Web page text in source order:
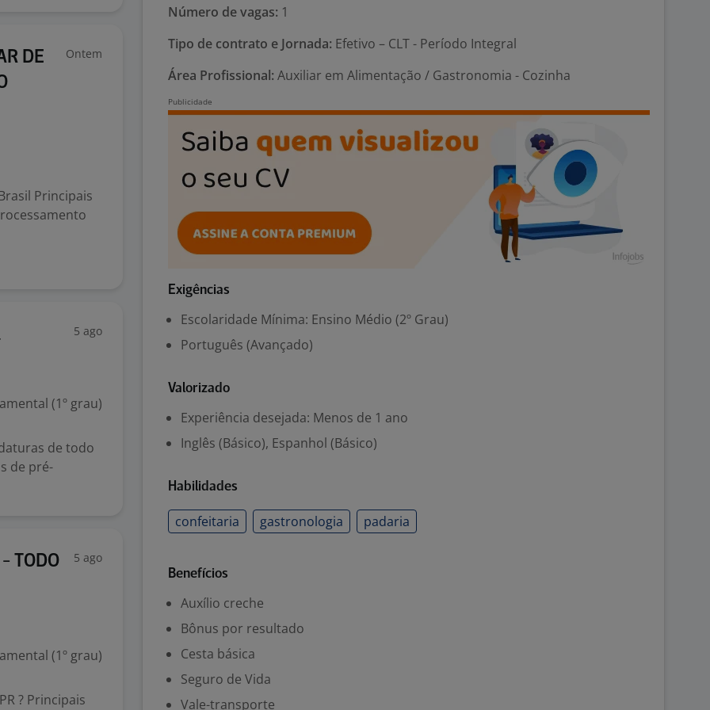
DE
Ontem
Principais
5 ago
(1º grau)
de todo
de pré-
- TODO 5 ago
(1º grau)
? Principais
Número de vagas: 1
Tipo de contrato e Jornada: Efetivo – CLT - Período Integral
Área Profissional: Auxiliar em Alimentação / Gastronomia - Cozinha
Exigências
Escolaridade Mínima: Ensino Médio (2º Grau)
Português (Avançado)
Valorizado
Experiência desejada: Menos de 1 ano
Inglês (Básico), Espanhol (Básico)
Habilidades
confeitaria gastronologia padaria
Benefícios
Auxílio creche
Bônus por resultado
Cesta básica
Seguro de Vida
Vale-transporte